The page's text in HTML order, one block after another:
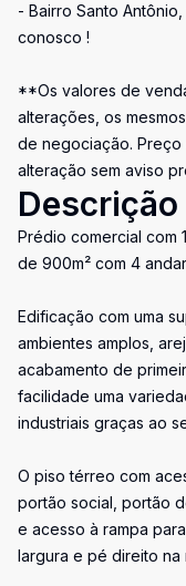
- Bairro Santo
conosco !
**Os valores de
alterações, os
de negociação.
alteração sem aviso
Prédio comercial com
de 900m² com 4
Edificação com uma
ambientes amplos,
acabamento de
facilidade uma
industriais graças ao
O piso térreo com
portão social, portão
e acesso à rampa
largura e pé direito na